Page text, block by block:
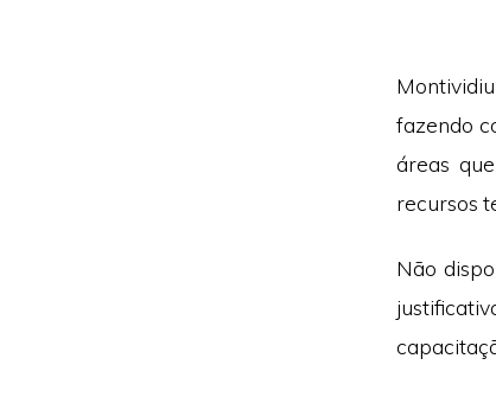
fazendo
áreas
recursos
Não